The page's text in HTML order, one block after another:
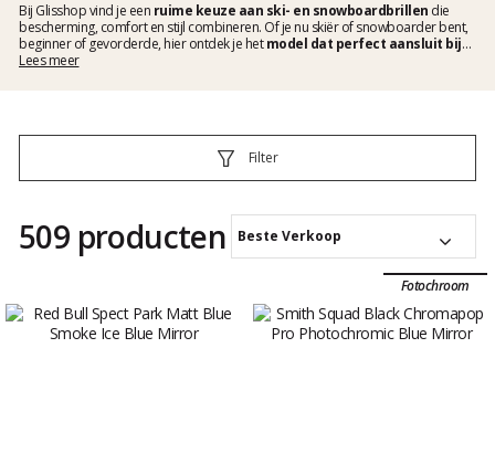
Bij Glisshop vind je een ruime keuze aan ski- en snowboardbrillen die
bescherming, comfort en stijl combineren. Of je nu skiër of snowboarder bent,
beginner of gevorderde, hier ontdek je hetmodel dat perfect aansluit bij
jouw niveau en gezichtsvorm
draagcomfort dankzij een ontwerp dat ruimte biedt voor een bril zonder in te
boeten aan bescherming of zichtbaarheid.
Lees meer
Filter
509 producten Beste Verkoop
Fotochroom